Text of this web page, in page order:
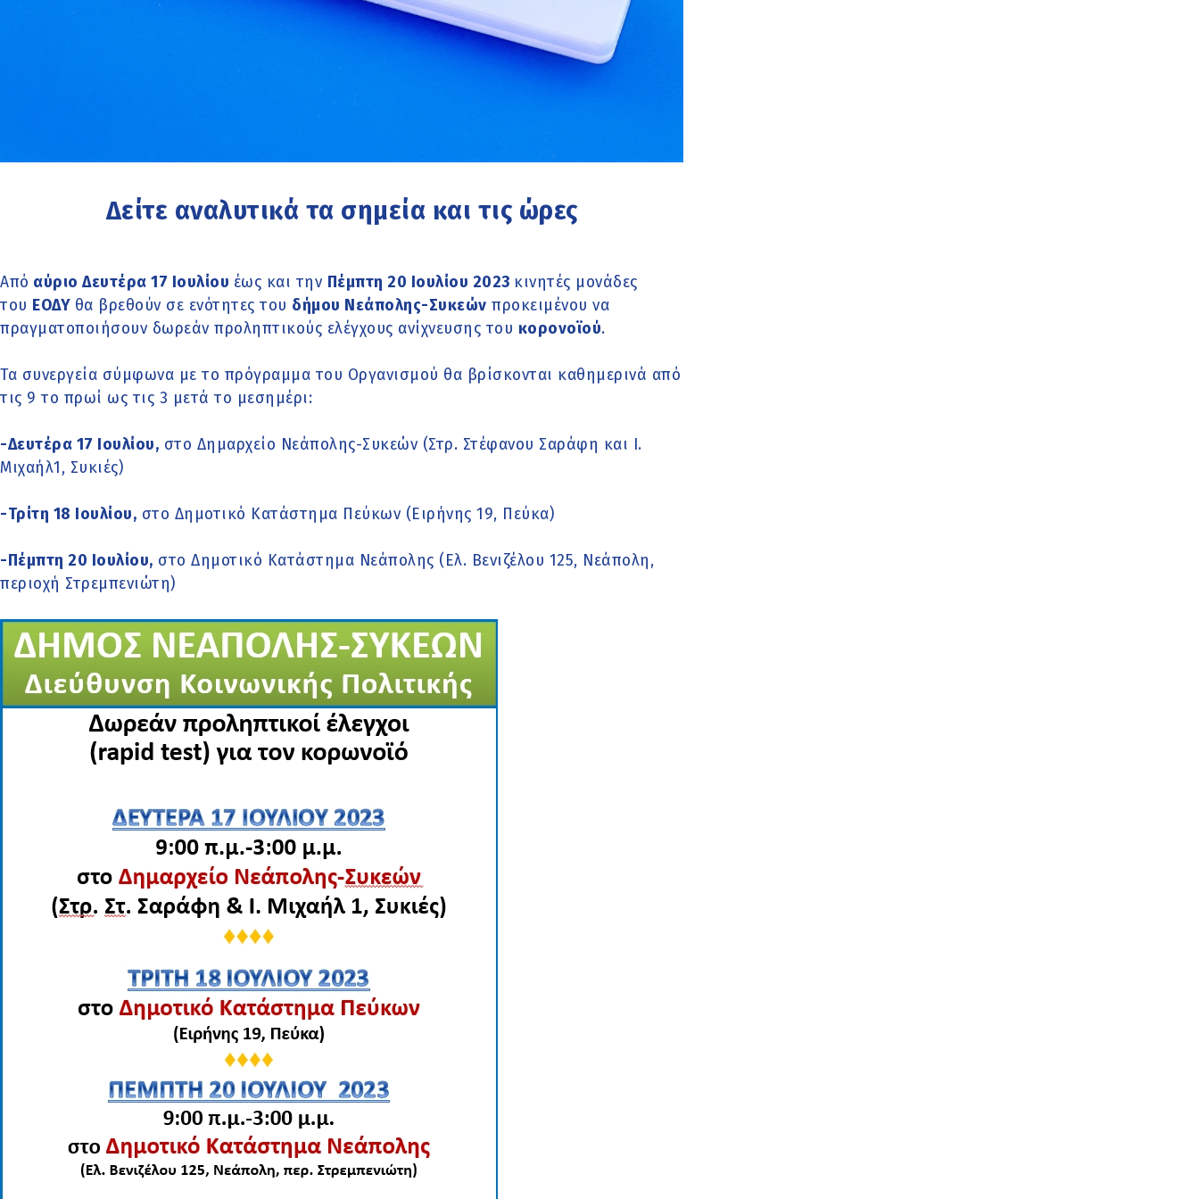
Δείτε αναλυτικά τα σημεία και τις ώρες
Από αύριο Δευτέρα 17 Ιουλίου έως και την Πέμπτη 20 Ιουλίου 2023 κινητές μονάδες
του ΕΟΔΥ θα βρεθούν σε ενότητες του δήμου Νεάπολης-Συκεών προκειμένου να
πραγματοποιήσουν δωρεάν προληπτικούς ελέγχους ανίχνευσης του κορονοϊού.
Τα συνεργεία σύμφωνα με το πρόγραμμα του Οργανισμού θα βρίσκονται καθημερινά από
τις 9 το πρωί ως τις 3 μετά το μεσημέρι:
-Δευτέρα 17 Ιουλίου, στο Δημαρχείο Νεάπολης-Συκεών (Στρ. Στέφανου Σαράφη και Ι.
Μιχαήλ1, Συκιές)
-Τρίτη 18 Ιουλίου, στο Δημοτικό Κατάστημα Πεύκων (Ειρήνης 19, Πεύκα)
-Πέμπτη 20 Ιουλίου, στο Δημοτικό Κατάστημα Νεάπολης (Ελ. Βενιζέλου 125, Νεάπολη,
περιοχή Στρεμπενιώτη)